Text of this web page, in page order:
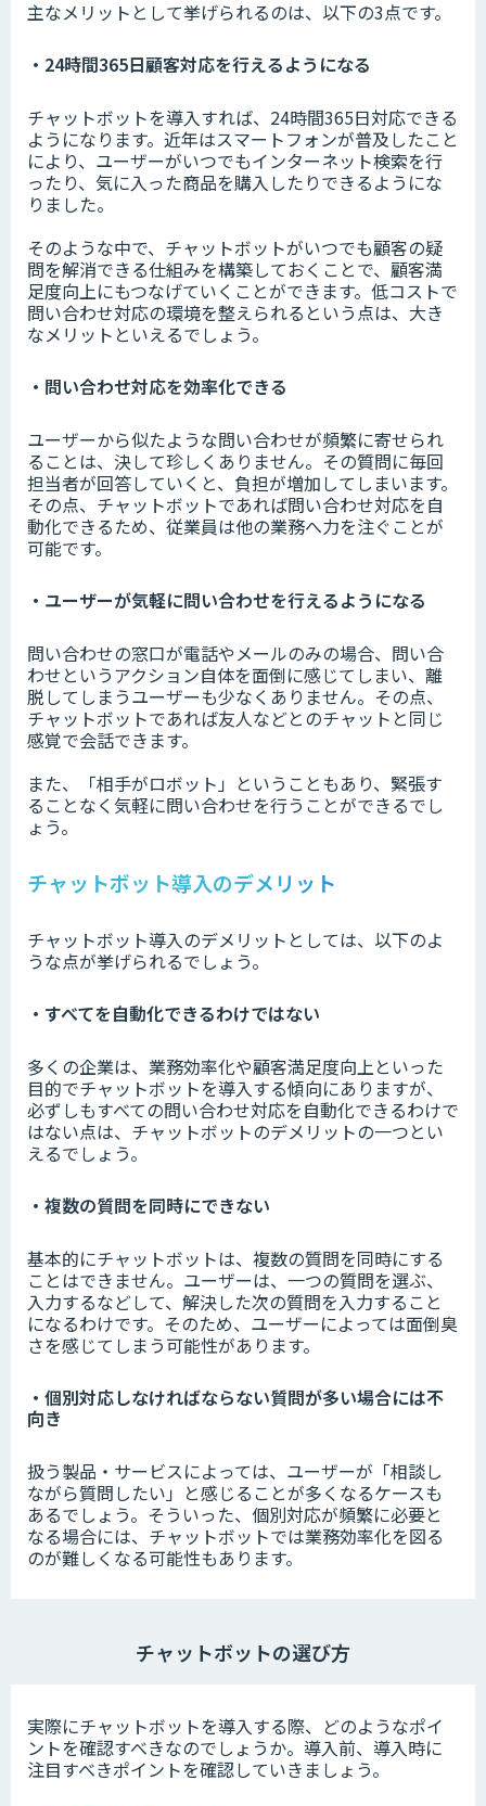
主なメリットとして挙げられるのは、以下の3点です。
・24時間365日顧客対応を行えるようになる
チャットボットを導入すれば、24時間365日対応できる
ようになります。近年はスマートフォンが普及したこと
により、ユーザーがいつでもインターネット検索を行
ったり、気に入った商品を購入したりできるようにな
りました。
そのような中で、チャットボットがいつでも顧客の疑
問を解消できる仕組みを構築しておくことで、顧客満
足度向上にもつなげていくことができます。低コストで
問い合わせ対応の環境を整えられるという点は、大き
なメリットといえるでしょう。
・問い合わせ対応を効率化できる
ユーザーから似たような問い合わせが頻繁に寄せられ
ることは、決して珍しくありません。その質問に毎回
担当者が回答していくと、負担が増加してしまいます。
その点、チャットボットであれば問い合わせ対応を自
動化できるため、従業員は他の業務へ力を注ぐことが
可能です。
・ユーザーが気軽に問い合わせを行えるようになる
問い合わせの窓口が電話やメールのみの場合、問い合
わせというアクション自体を面倒に感じてしまい、離
脱してしまうユーザーも少なくありません。その点、
チャットボットであれば友人などとのチャットと同じ
感覚で会話できます。
また、「相手がロボット」ということもあり、緊張す
ることなく気軽に問い合わせを行うことができるでし
ょう。
チャットボット導入のデメリット
チャットボット導入のデメリットとしては、以下のよ
うな点が挙げられるでしょう。
・すべてを自動化できるわけではない
多くの企業は、業務効率化や顧客満足度向上といった
目的でチャットボットを導入する傾向にありますが、
必ずしもすべての問い合わせ対応を自動化できるわけで
はない点は、チャットボットのデメリットの一つとい
えるでしょう。
・複数の質問を同時にできない
基本的にチャットボットは、複数の質問を同時にする
ことはできません。ユーザーは、一つの質問を選ぶ、
入力するなどして、解決した次の質問を入力すること
になるわけです。そのため、ユーザーによっては面倒臭
さを感じてしまう可能性があります。
・個別対応しなければならない質問が多い場合には不
向き
扱う製品・サービスによっては、ユーザーが「相談し
ながら質問したい」と感じることが多くなるケースも
あるでしょう。そういった、個別対応が頻繁に必要と
なる場合には、チャットボットでは業務効率化を図る
のが難しくなる可能性もあります。
チャットボットの選び方
実際にチャットボットを導入する際、どのようなポイ
ントを確認すべきなのでしょうか。導入前、導入時に
注目すべきポイントを確認していきましょう。